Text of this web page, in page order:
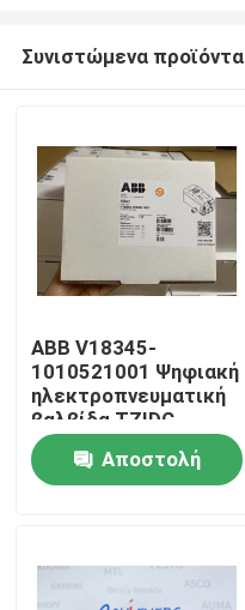
Σπίτι
Σχετικά με εμάς
Συνιστώμενα προϊόντα
ABB V18345-
1010521001 Ψηφιακή
ηλεκτροπνευματική
βαλβίδα TZIDC
Αποστολή